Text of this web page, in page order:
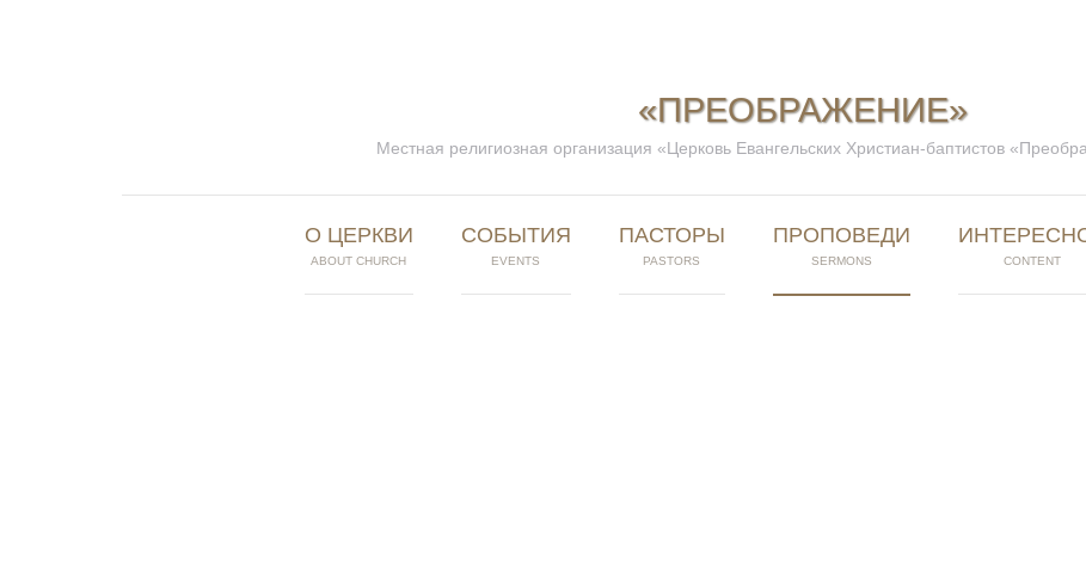
«ПРЕОБРАЖЕНИЕ»
Местная религиозная организация «Церковь Евангельских Христиан-баптистов
О ЦЕРКВИ
ABOUT CHURCH
СОБЫТИЯ
EVENTS
ПАСТОРЫ
PASTORS
ПРОПОВЕДИ
SERMONS CONTENT